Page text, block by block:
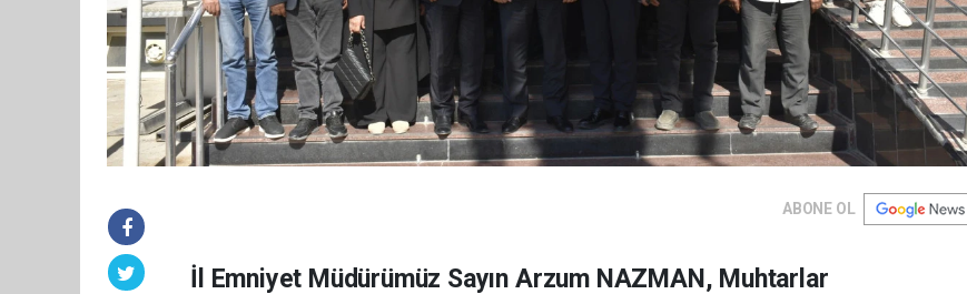
ABONE OL
İl Emniyet Müdürümüz Sayın Arzum NAZMAN, Muhtarlar